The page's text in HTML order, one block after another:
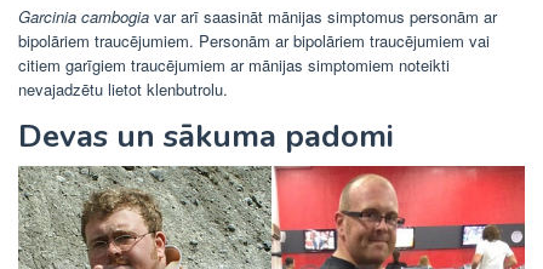
Garcinia cambogia var arī saasināt mānijas simptomus personām ar
bipolāriem traucējumiem. Personām ar bipolāriem traucējumiem vai
citiem garīgiem traucējumiem ar mānijas simptomiem noteikti
nevajadzētu lietot klenbutrolu.
Devas un sākuma padomi